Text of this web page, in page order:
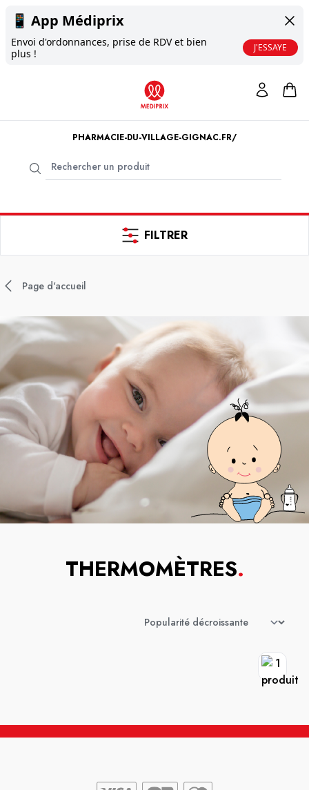
📱 App Médiprix
Envoi d'ordonnances, prise de RDV et bien
plus !
J'ESSAYE
PHARMACIE-DU-VILLAGE-GIGNAC.FR/
FILTRER
Page d'accueil
THERMOMÈTRES.